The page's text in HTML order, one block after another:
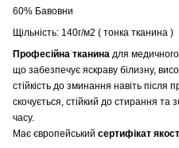
60% Бавовни
Щільність: 140г/м2 ( тонка тканина )
Професійна тканина для
що забезпечує яскраву білизну,
стійкість до зминання навіть
скочується, стійкий до стирання та
часу.
Має європейський сертифікат